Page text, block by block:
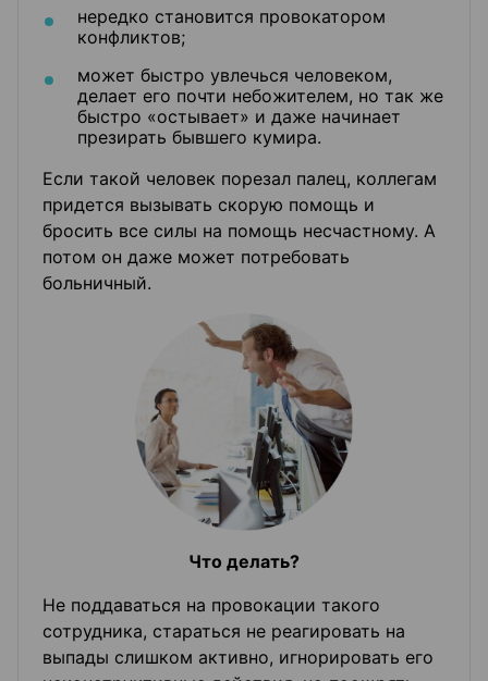
нередко становится провокатором
конфликтов;
может быстро увлечься человеком,
делает его почти небожителем, но так же
быстро «остывает» и даже начинает
презирать бывшего кумира.
Если такой человек порезал палец, коллегам
придется вызывать скорую помощь и
бросить все силы на помощь несчастному. А
потом он даже может потребовать
больничный.
Что делать?
Не поддаваться на провокации такого
сотрудника, стараться не реагировать на
выпады слишком активно, игнорировать его